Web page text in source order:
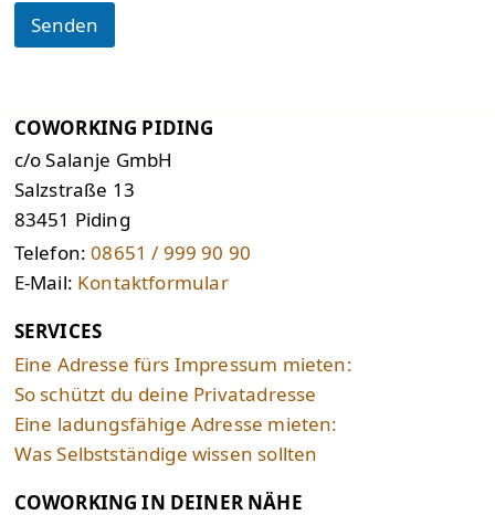
Senden
COWORKING PIDING
c/o Salanje GmbH
Salzstraße 13
83451 Piding
Telefon:08651 / 999 90 90
E-Mail: Kontaktformular
SERVICES
Eine Adresse fürs Impressum mieten:
So schützt du deine Privatadresse
Eine ladungsfähige Adresse mieten:
Was Selbstständige wissen sollten
COWORKING IN DEINER NÄHE